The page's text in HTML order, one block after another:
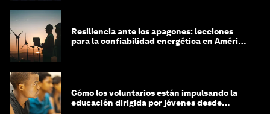
Resiliencia ante los apagones: lecciones
para la confiabilidad energética en América
Cómo los voluntarios están impulsando la
educación dirigida por jóvenes desde